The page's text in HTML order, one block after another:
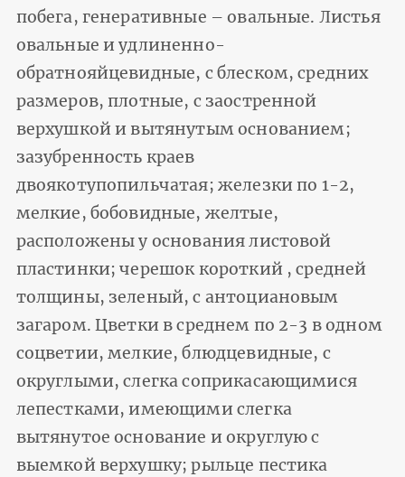
побега, генеративные – овальные. Листья
овальные и удлиненно-
обратнояйцевидные, с блеском, средних
размеров, плотные, с заостренной
верхушкой и вытянутым основанием;
зазубренность краев
двоякотупопильчатая; железки по 1-2,
мелкие, бобовидные, желтые,
расположены у основания листовой
пластинки; черешок короткий , средней
толщины, зеленый, с антоциановым
загаром. Цветки в среднем по 2-3 в одном
соцветии, мелкие, блюдцевидные, с
округлыми, слегка соприкасающимися
лепестками, имеющими слегка
вытянутое основание и округлую с
выемкой верхушку; рыльце пестика